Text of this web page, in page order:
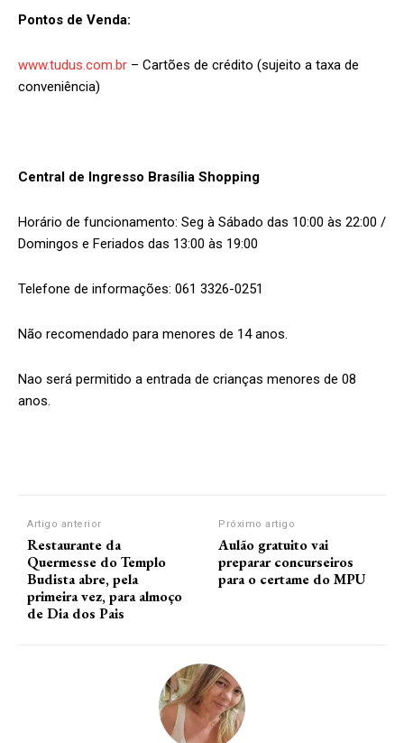
Pontos de Venda:
www.tudus.com.br – Cartões de crédito (sujeito a taxa de
conveniência)
Central de Ingresso Brasília Shopping
Horário de funcionamento: Seg à Sábado das 10:00 às 22:00 /
Domingos e Feriados das 13:00 às 19:00
Telefone de informações: 061 3326-0251
Não recomendado para menores de 14 anos.
Nao será permitido a entrada de crianças menores de 08
anos.
Artigo anterior
Restaurante da
Quermesse do Templo
Budista abre, pela
primeira vez, para almoço
de Dia dos Pais
Próximo artigo
Aulão gratuito vai
preparar concurseiros
para o certame do MPU